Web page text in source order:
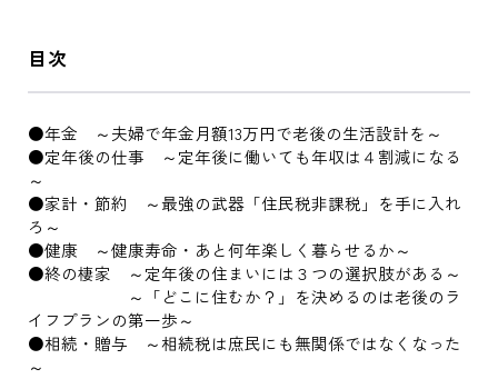
目次
●年金 ～夫婦で年金月額13万円で老後の生活設計を～
●定年後の仕事 ～定年後に働いても年収は４割減になる
～
●家計・節約 ～最強の武器「住民税非課税」を手に入れ
ろ～
●健康 ～健康寿命・あと何年楽しく暮らせるか～
●終の棲家 ～定年後の住まいには３つの選択肢がある～
～「どこに住むか？」を決めるのは老後のラ
イフプランの第一歩～
●相続・贈与 ～相続税は庶民にも無関係ではなくなった
～